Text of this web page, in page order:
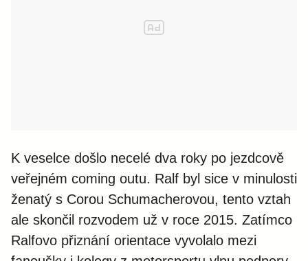
K veselce došlo necelé dva roky po jezdcově
veřejném coming outu. Ralf byl sice v minulosti
ženatý s Corou Schumacherovou, tento vztah
ale skončil rozvodem už v roce 2015. Zatímco
Ralfovo přiznání orientace vyvolalo mezi